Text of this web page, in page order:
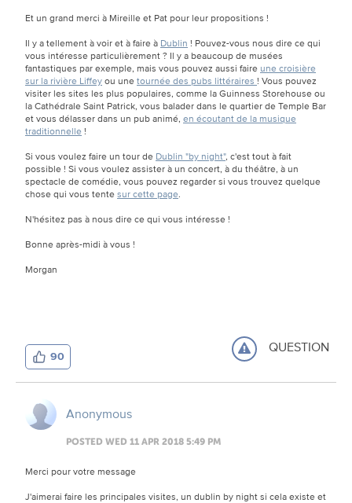
Et un grand merci à Mireille et Pat pour leur propositions !
Il y a tellement à voir et à faire à Dublin ! Pouvez-vous nous dire ce qui
vous intéresse particulièrement ? Il y a beaucoup de musées
fantastiques par exemple, mais vous pouvez aussi faire une croisière
sur la rivière Liffeyou une tournée des pubs littéraires ! Vous pouvez
visiter les sites les plus populaires, comme la Guinness Storehouse ou
la Cathédrale Saint Patrick, vous balader dans le quartier de Temple Bar
et vous délasser dans un pub animé, en écoutant de la musique
traditionnelle !
Si vous voulez faire un tour de Dublin "by night", c'est tout à fait
possible ! Si vous voulez assister à un concert, à du théâtre, à un
spectacle de comédie, vous pouvez regarder si vous trouvez quelque
chose qui vous tente sur cette page.
N'hésitez pas à nous dire ce qui vous intéresse !
Bonne après-midi à vous !
Morgan
90 QUESTION
Anonymous
POSTED WED 11 APR 2018 5:49 PM
Merci pour votre message
J'aimerai faire les principales visites, un dublin by night si cela existe et